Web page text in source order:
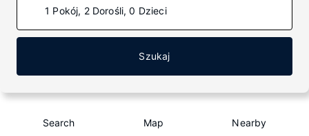
1 Pokój, 2 Dorośli, 0 Dzieci
Szukaj
Search Map Nearby